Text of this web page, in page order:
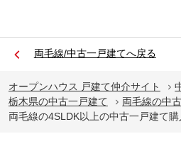
両毛線/中古一戸建てへ戻る
オープンハウス 戸建て仲介サイト
栃木県の中古一戸建て
両毛線の中
両毛線の4SLDK以上の中古一戸建て購